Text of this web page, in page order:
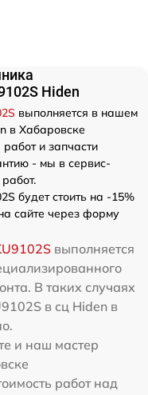
Hiden
выполняется в нашем
в Хабаровске
и запчасти
- мы в сервис-
будет стоить на -15%
сайте через форму
выполняется
В таких случаях
в сц Hiden в
и наш мастер
работ над